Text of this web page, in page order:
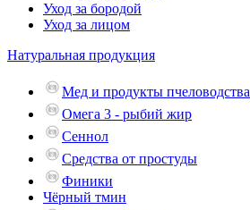
Уход за бородой
Уход за лицом
Натуральная продукция
Мед и продукты пчеловодства
Омега 3 - рыбий жир
Сеннол
Средства от простуды
Финики
Чёрный тмин